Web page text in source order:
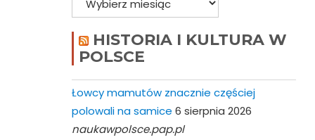
HISTORIA I KULTURA W
POLSCE
Łowcy mamutów znacznie częściej
polowali na samice 6 sierpnia 2026
naukawpolsce.pap.pl